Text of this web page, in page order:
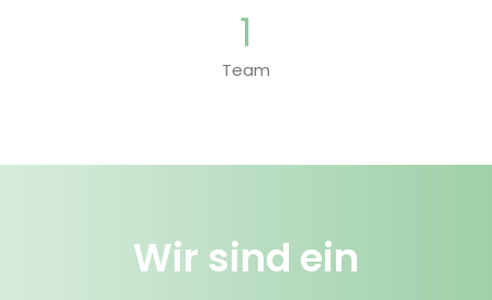
1
Team
Wir sind ein